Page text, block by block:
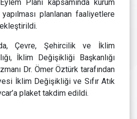
Planı kapsamında kurum
planlanan faaliyetlere
Çevre, Şehircilik ve İklim
İklim Değişikliği Başkanlığı
Dr. Ömer Öztürk tarafından
İklim Değişikliği ve Sıfır Atık
plaket takdim edildi.